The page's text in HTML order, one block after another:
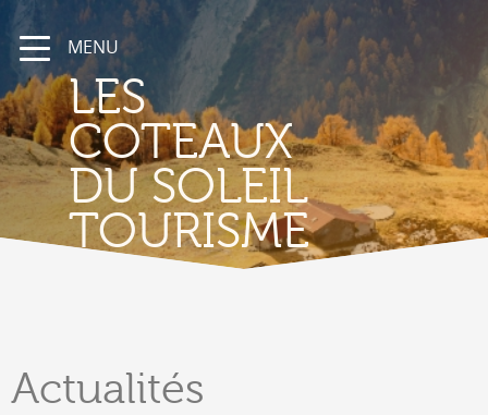
MENU
LES
COTEAUX
DU SOLEIL
TOURISME
Actualités